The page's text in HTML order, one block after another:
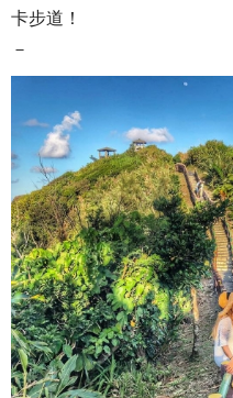
卡步道！
－